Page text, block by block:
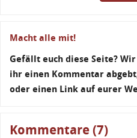
Macht alle mit!
Gefällt euch diese Seite?
ihr einen Kommentar
oder einen Link auf eurer
Kommentare (7)